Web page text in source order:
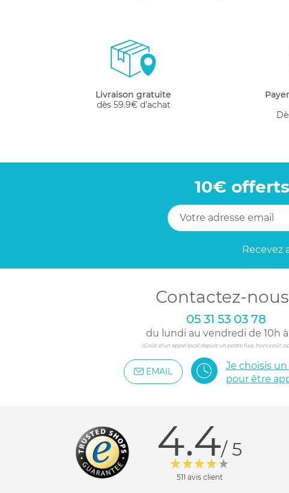
Livraison gratuite
dès 59.9€ d'achat
10€ offerts
Recevez
Contactez-
05 31 53 03 78
du lundi au vendredi de 10h à
(Coût d'un appel local depuis un poste fixe, hors coût
EMAIL
Je choisis
pour être
4.4/ 5
511 avis client